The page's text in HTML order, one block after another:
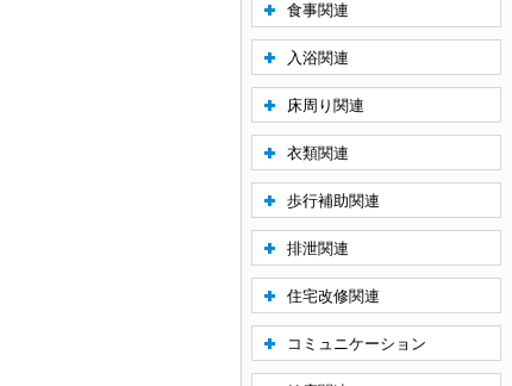
食事関連
入浴関連
床周り関連
衣類関連
歩行補助関連
排泄関連
住宅改修関連
コミュニケーション